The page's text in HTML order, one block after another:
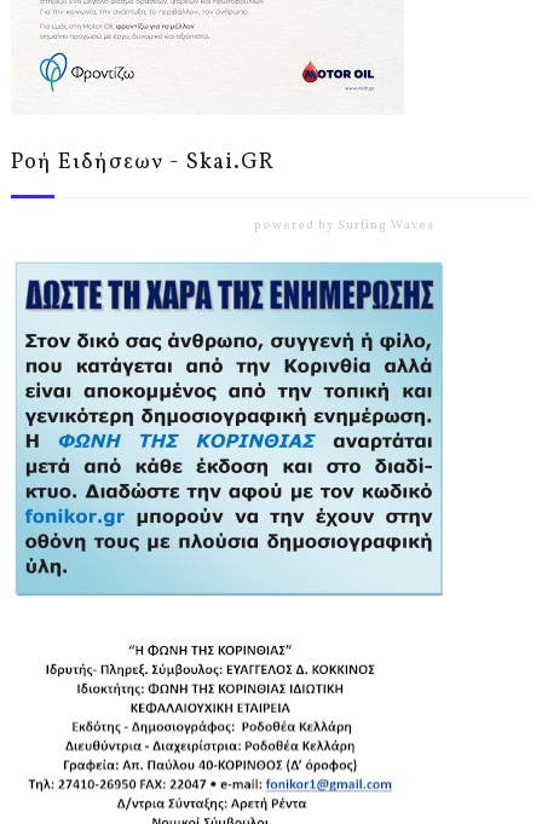
Ροή Ειδήσεων - Skai.GR
powered by Surfing Waves